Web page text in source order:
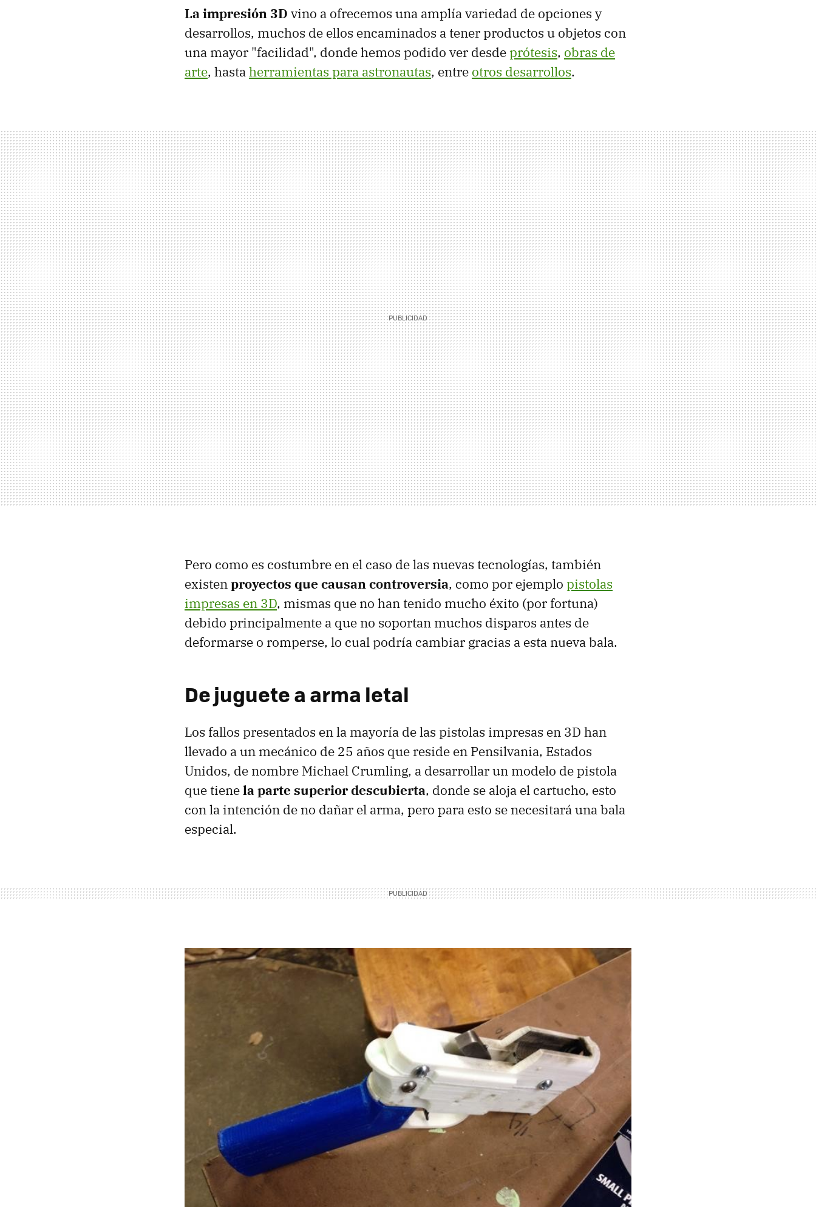
La impresión 3D vino a ofrecemos una amplía variedad de opciones y
desarrollos, muchos de ellos encaminados a tener productos u objetos con
una mayor "facilidad", donde hemos podido ver desdeprótesis, obras de
arte, hastaherramientas para astronautas, entre otros desarrollos.
Pero como es costumbre en el caso de las nuevas tecnologías, también
existenproyectos que causan controversia, como por ejemplo pistolas
impresas en 3D, mismas que no han tenido mucho éxito (por fortuna)
debido principalmente a que no soportan muchos disparos antes de
deformarse o romperse, lo cual podría cambiar gracias a esta nueva bala.
De juguete a arma letal
Los fallos presentados en la mayoría de las pistolas impresas en 3D han
llevado a un mecánico de 25 años que reside en Pensilvania, Estados
Unidos, de nombre Michael Crumling, a desarrollar un modelo de pistola
que tienela parte superior descubierta, donde se aloja el cartucho, esto
con la intención de no dañar el arma, pero para esto se necesitará una bala
especial.